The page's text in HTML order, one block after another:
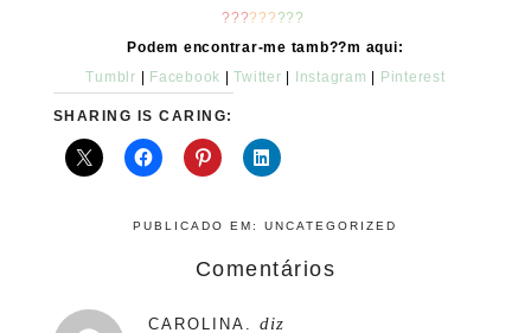
?????? ???
Podem encontrar-me tamb??m aqui:
Tumblr
Facebook |Twitter Instagram Pinterest
SHARING IS CARING:
PUBLICADO EM:UNCATEGORIZED
Comentários
CAROLINA. diz